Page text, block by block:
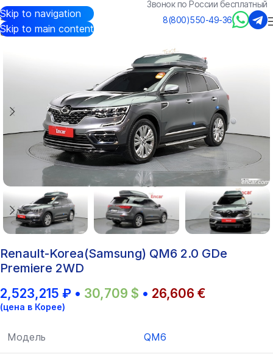
Skip to navigation
Skip to main content
Звонок по России бесплатный
8(800)550-49-36
Авто из Кореи/Каталог Renault-Korea(Samsung)/QM6
Renault-Korea(Samsung) QM6 2.0 GDe
Premiere 2WD
2,523,215 ₽ • 30,709 $ • 26,606 €
(цена в Корее)
Модель QM6